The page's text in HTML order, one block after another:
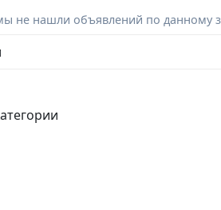
не нашли объявлений по данному